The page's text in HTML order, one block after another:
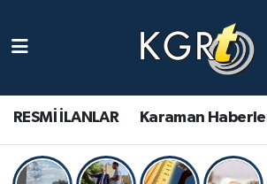
RESMİ İLANLAR Karaman
Gündem Haberleri
Güncel Haberler